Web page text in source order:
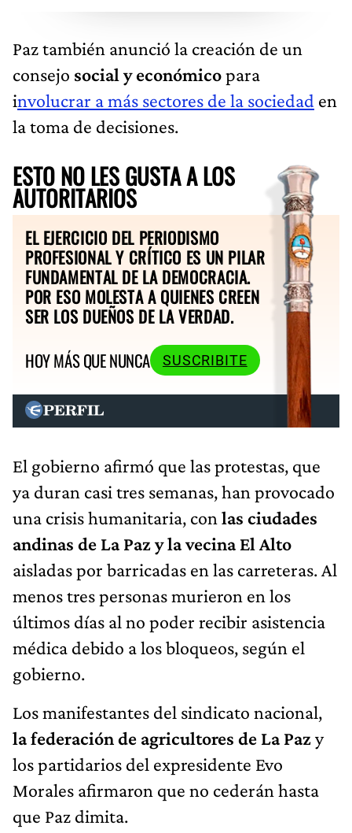
Paz también anunció la creación de un
consejo social y económicopara
involucrar a más sectores de la sociedad en
la toma de decisiones.
ESTO NO LES GUSTA A LOS
AUTORITARIOS
EL EJERCICIO DEL PERIODISMO
PROFESIONAL Y CRÍTICO ES UN PILAR
FUNDAMENTAL DE LA DEMOCRACIA.
POR ESO MOLESTA A QUIENES CREEN
SER LOS DUEÑOS DE LA VERDAD.
HOY MÁS QUE NUNCA
SUSCRIBITE
El gobierno afirmó que las protestas, que
ya duran casi tres semanas, han provocado
una crisis humanitaria, con las ciudades
andinas de La Paz y la vecina El Alto
aisladas por barricadas en las carreteras. Al
menos tres personas murieron en los
últimos días al no poder recibir asistencia
médica debido a los bloqueos, según el
gobierno.
Los manifestantes del sindicato nacional,
la federación de agricultores de La Pazy
los partidarios del expresidente Evo
Morales afirmaron que no cederán hasta
que Paz dimita.